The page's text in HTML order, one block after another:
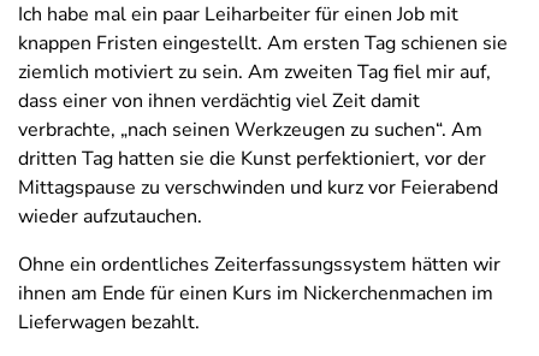
Ich habe mal ein paar Leiharbeiter für einen Job mit
knappen Fristen eingestellt. Am ersten Tag schienen sie
ziemlich motiviert zu sein. Am zweiten Tag fiel mir auf,
dass einer von ihnen verdächtig viel Zeit damit
verbrachte, „nach seinen Werkzeugen zu suchen“. Am
dritten Tag hatten sie die Kunst perfektioniert, vor der
Mittagspause zu verschwinden und kurz vor Feierabend
wieder aufzutauchen.
Ohne ein ordentliches Zeiterfassungssystem hätten wir
ihnen am Ende für einen Kurs im Nickerchenmachen im
Lieferwagen bezahlt.